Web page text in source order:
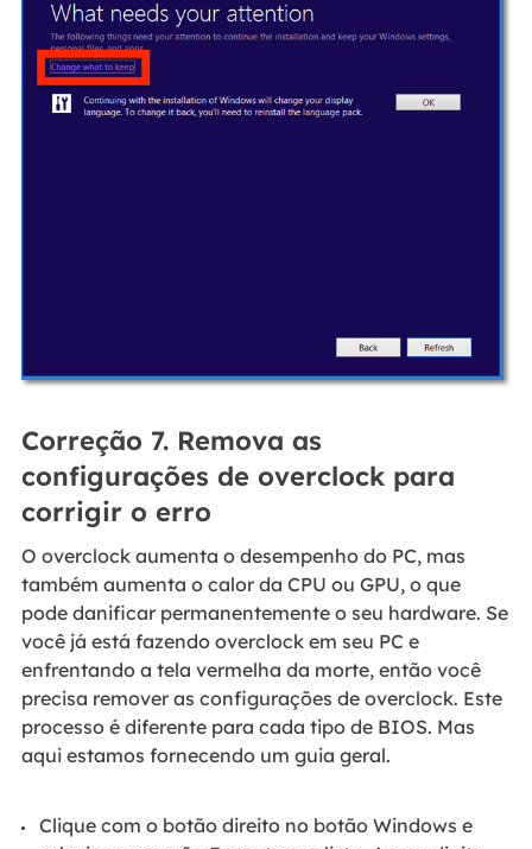
Correção 7. Remova as
configurações de overclock para
corrigir o erro
O overclock aumenta o desempenho do PC, mas
também aumenta o calor da CPU ou GPU, o que
pode danificar permanentemente o seu hardware. Se
você já está fazendo overclock em seu PC e
enfrentando a tela vermelha da morte, então você
precisa remover as configurações de overclock. Este
processo é diferente para cada tipo de BIOS. Mas
aqui estamos fornecendo um guia geral.
Clique com o botão direito no botão Windows e